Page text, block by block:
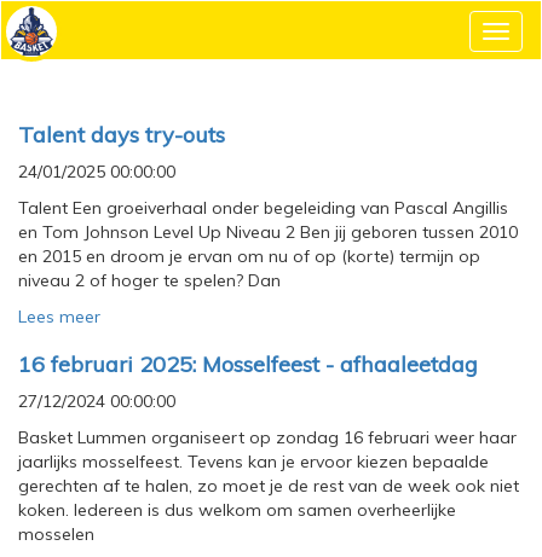
Talent days try-outs
24/01/2025 00:00:00
Talent Een groeiverhaal onder begeleiding van Pascal Angillis
en Tom Johnson Level Up Niveau 2 Ben jij geboren tussen 2010
en 2015 en droom je ervan om nu of op (korte) termijn op
niveau 2 of hoger te spelen? Dan
Lees meer
16 februari 2025: Mosselfeest - afhaaleetdag
27/12/2024 00:00:00
Basket Lummen organiseert op zondag 16 februari weer haar
jaarlijks mosselfeest. Tevens kan je ervoor kiezen bepaalde
gerechten af te halen, zo moet je de rest van de week ook niet
koken. Iedereen is dus welkom om samen overheerlijke
mosselen